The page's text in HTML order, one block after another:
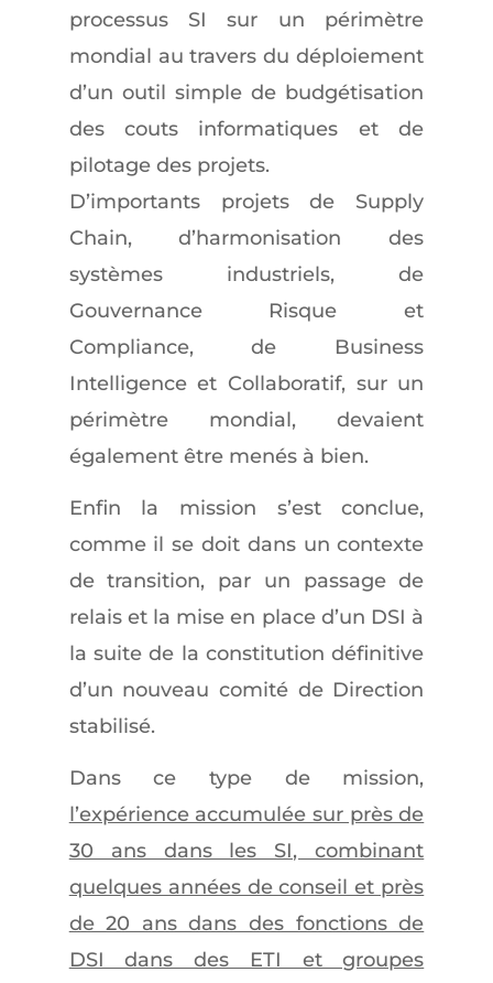
processus SI sur un périmètre
mondial au travers du déploiement
d’un outil simple de budgétisation
des couts informatiques et de
pilotage des projets.
D’importants projets de Supply
Chain, d’harmonisation des
systèmes industriels, de
Gouvernance Risque et
Compliance, de Business
Intelligence et Collaboratif, sur un
périmètre mondial, devaient
également être menés à bien.
Enfin la mission s’est conclue,
comme il se doit dans un contexte
de transition, par un passage de
relais et la mise en place d’un DSI à
la suite de la constitution définitive
d’un nouveau comité de Direction
stabilisé.
Dans ce type de mission,
l’expérience accumulée sur près de
30 ans dans les SI, combinant
quelques années de conseil et près
de 20 ans dans des fonctions de
DSI dans des ETI et groupes